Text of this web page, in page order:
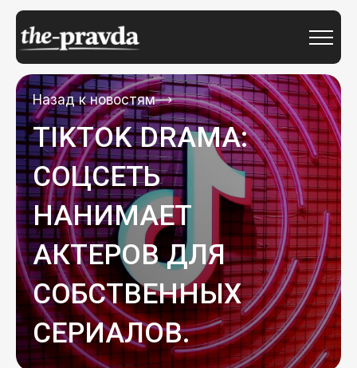
Назад к новостям
TIKTOK DRAMA:
СОЦСЕТЬ
НАНИМАЕТ
АКТЕРОВ ДЛЯ
СОБСТВЕННЫХ
СЕРИАЛОВ.